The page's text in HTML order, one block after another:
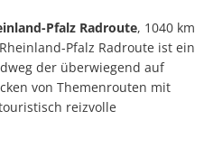
Pfalz Radroute, 1040 km
Pfalz Radroute ist ein
der überwiegend auf
von Themenrouten mit
reizvolle